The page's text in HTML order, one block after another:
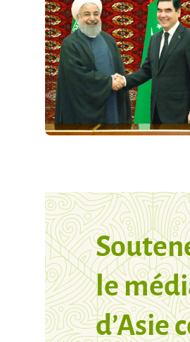
le
d’Asie